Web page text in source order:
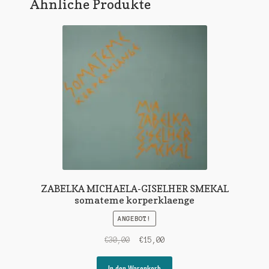
Ähnliche Produkte
ZABELKA MICHAELA-GISELHER SMEKAL
somateme korperklaenge
ANGEBOT!
€30,00
Ursprünglicher
war:
€15,00Aktueller